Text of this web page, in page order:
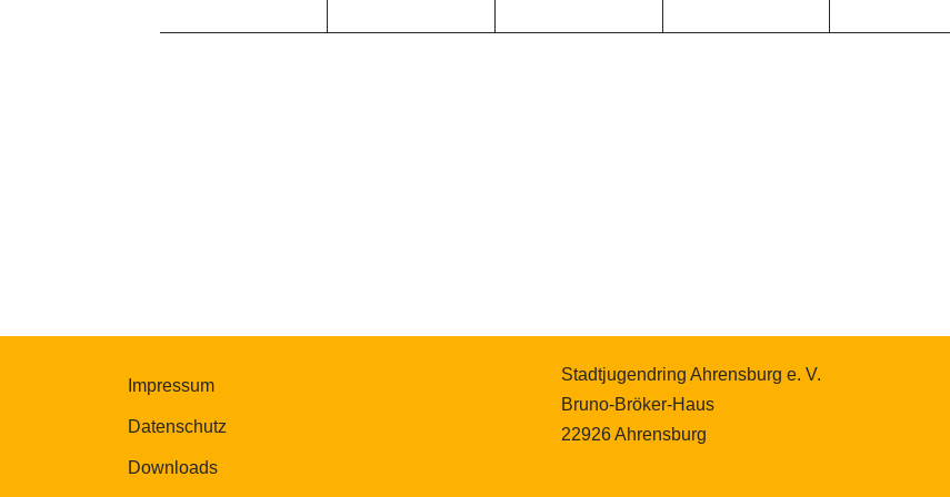
Impressum
Datenschutz
Downloads
Stadtjugendring Ahrensburg e. V.
Bruno-Bröker-Haus
22926 Ahrensburg